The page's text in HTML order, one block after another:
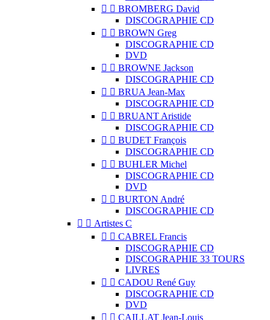
  BROMBERG David
DISCOGRAPHIE CD
  BROWN Greg
DISCOGRAPHIE CD
DVD
  BROWNE Jackson
DISCOGRAPHIE CD
  BRUA Jean-Max
DISCOGRAPHIE CD
  BRUANT Aristide
DISCOGRAPHIE CD
  BUDET François
DISCOGRAPHIE CD
  BUHLER Michel
DISCOGRAPHIE CD
DVD
  BURTON André
DISCOGRAPHIE CD
  Artistes C
  CABREL Francis
DISCOGRAPHIE CD
DISCOGRAPHIE 33 TOURS
LIVRES
  CADOU René Guy
DISCOGRAPHIE CD
DVD
  CAILLAT Jean-Louis